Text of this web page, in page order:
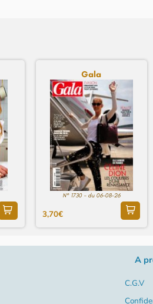
Gala
N° 1730 - du 06-08-26
3,70€
A
C.G.V